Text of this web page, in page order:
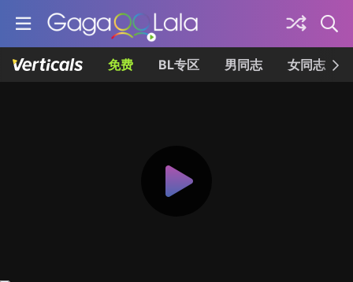
免费 BL专区 男同志 女同志